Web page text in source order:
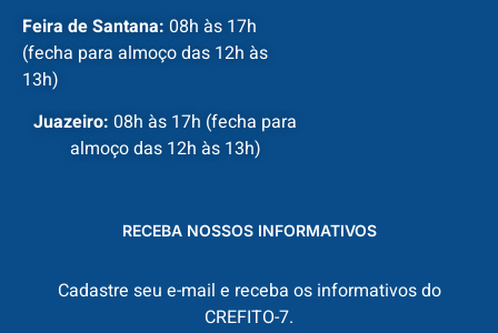
Feira de Santana: 08h às 17h
(fecha para almoço das 12h às
13h)
Juazeiro: 08h às 17h (fecha para
almoço das 12h às 13h)
RECEBA NOSSOS INFORMATIVOS
Cadastre seu e-mail e receba os informativos do
CREFITO-7.